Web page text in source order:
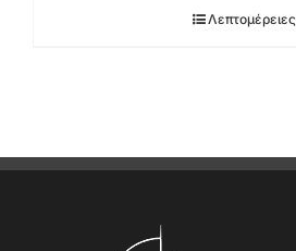
Λεπτομέρειες